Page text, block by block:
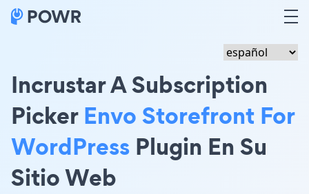
Incrustar A Subscription
PickerEnvo Storefront For
WordPress Plugin En Su
Sitio Web